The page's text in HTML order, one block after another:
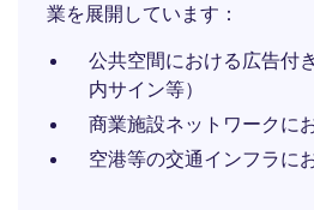
業を展開しています：
公共空間における広告付
内サイン等）
商業施設ネットワークに
空港等の交通インフラに